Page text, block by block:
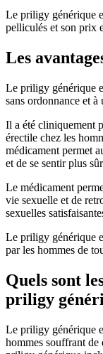
Le priligy générique
pelliculés et son prix
Les
Le priligy générique
sans ordonnance et
Il a été cliniquement
érectile chez les
médicament permet
et de se sentir plus
Le médicament
vie sexuelle et de
sexuelles
Le priligy générique
par les hommes de
Quels sont
priligy
Le priligy générique
hommes souffrant de